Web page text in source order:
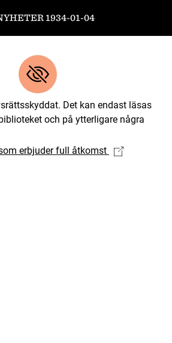
1934-01-04
Det kan endast läsas
och på ytterligare några
erbjuder full åtkomst